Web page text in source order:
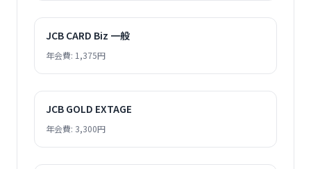
JCB CARD Biz 一般
年会費: 1,375円
JCB GOLD EXTAGE
年会費: 3,300円